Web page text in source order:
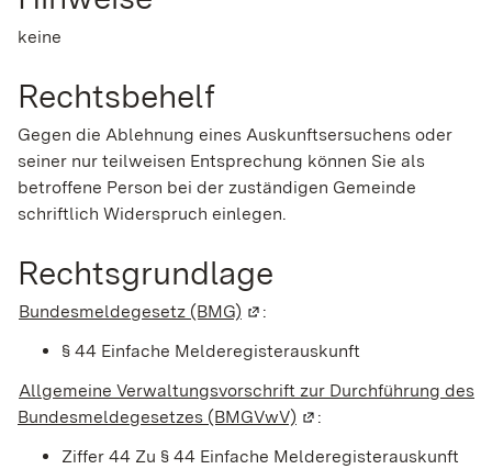
keine
Rechtsbehelf
Gegen die Ablehnung eines Auskunftsersuchens oder
seiner nur teilweisen Entsprechung können Sie als
betroffene Person bei der zuständigen Gemeinde
schriftlich Widerspruch einlegen.
Rechtsgrundlage
Bundesmeldegesetz (BMG) (Wird in einem neuen Fenster
:
§ 44 Einfache Melderegisterauskunft
Allgemeine Verwaltungsvorschrift zur Durchführung des
Bundesmeldegesetzes (BMGVwV) (Wird in einem neuen
:
Ziffer 44 Zu § 44 Einfache Melderegisterauskunft